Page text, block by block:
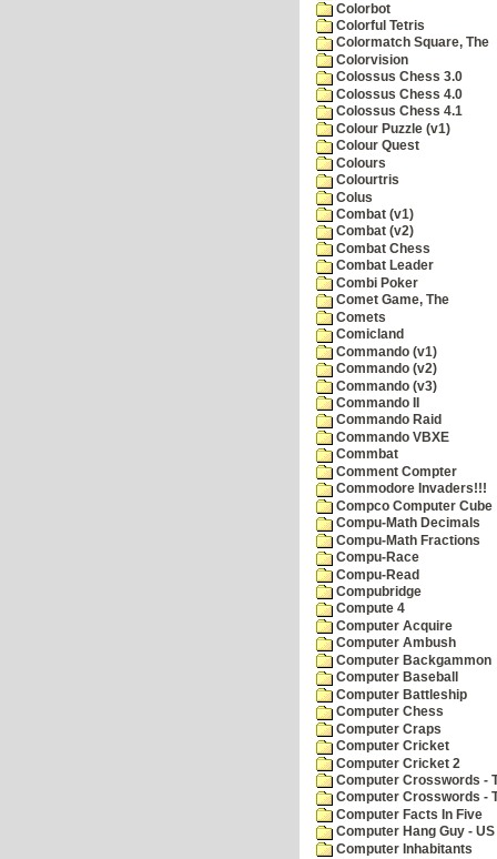
Colorbot
Colorful Tetris
Colormatch Square, The
Colorvision
Colossus Chess 3.0
Colossus Chess 4.0
Colossus Chess 4.1
Colour Puzzle (v1)
Colour Quest
Colours
Colourtris
Colus
Combat (v1)
Combat (v2)
Combat Chess
Combat Leader
Combi Poker
Comet Game, The
Comets
Comicland
Commando (v1)
Commando (v2)
Commando (v3)
Commando II
Commando Raid
Commando VBXE
Commbat
Comment Compter
Commodore Invaders!!!
Compco Computer Cube
Compu-Math Decimals
Compu-Math Fractions
Compu-Race
Compu-Read
Compubridge
Compute 4
Computer Acquire
Computer Ambush
Computer Backgammon
Computer Baseball
Computer Battleship
Computer Chess
Computer Craps
Computer Cricket
Computer Cricket 2
Computer Crosswords -
Computer Crosswords -
Computer Facts In Five
Computer Hang Guy -
Computer Inhabitants